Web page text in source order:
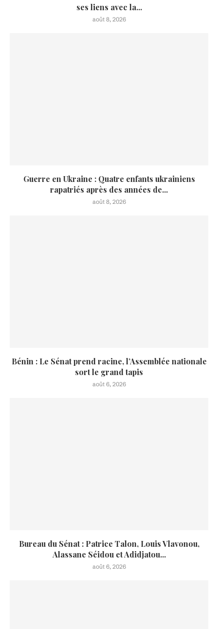
ses liens avec la...
août 8, 2026
Guerre en Ukraine : Quatre enfants ukrainiens
rapatriés après des années de...
août 8, 2026
Bénin : Le Sénat prend racine, l’Assemblée nationale
sort le grand tapis
août 6, 2026
Bureau du Sénat : Patrice Talon, Louis Vlavonou,
Alassane Séidou et Adidjatou...
août 6, 2026